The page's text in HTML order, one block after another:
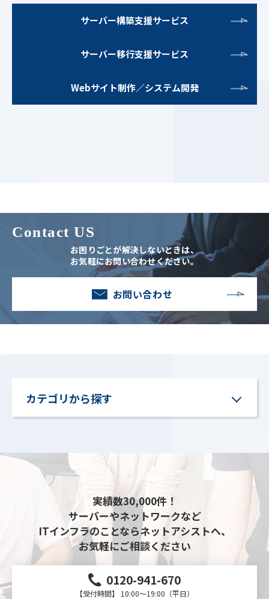
サーバー構築支援サービス
サーバー移行支援サービス
Webサイト制作／システム開発
Contact US
お困りごとが解決しないときは、
お気軽にお問い合わせください。
お問い合わせ
カテゴリから探す
実績数30,000件！
サーバーやネットワークなど
ITインフラのことならネットアシストへ、
お気軽にご相談ください
0120-941-670
【受付時間】 10:00～19:00（平日）